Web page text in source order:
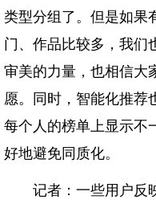
类型分组了。但是如果
门、作品比较多，我们
审美的力量，也相信大
愿。同时，智能化推荐
每个人的榜单上显示不
好地避免同质化。
记者：一些用户反映